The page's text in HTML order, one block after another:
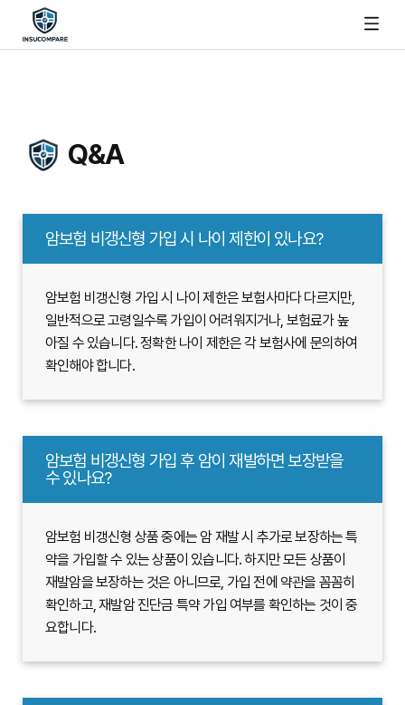
Q&A
암보험 비갱신형 가입 시 나이 제한이 있나요?
암보험 비갱신형 가입 시 나이 제한은 보험사마다 다르지만,
일반적으로 고령일수록 가입이 어려워지거나, 보험료가 높
아질 수 있습니다. 정확한 나이 제한은 각 보험사에 문의하여
확인해야 합니다.
암보험 비갱신형 가입 후 암이 재발하면 보장받을
수 있나요?
암보험 비갱신형 상품 중에는 암 재발 시 추가로 보장하는 특
약을 가입할 수 있는 상품이 있습니다. 하지만 모든 상품이
재발암을 보장하는 것은 아니므로, 가입 전에 약관을 꼼꼼히
확인하고, 재발암 진단금 특약 가입 여부를 확인하는 것이 중
요합니다.